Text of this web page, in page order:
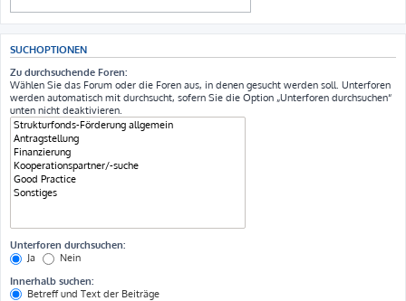
SUCHOPTIONEN
Zu durchsuchende Foren:
Wählen Sie das Forum oder die Foren aus, in denen gesucht werden soll. Unterforen
werden automatisch mit durchsucht, sofern Sie die Option „Unterforen durchsuchen“
unten nicht deaktivieren.
Unterforen durchsuchen:
Ja
Nein
Innerhalb suchen:
Betreff und Text der Beiträge